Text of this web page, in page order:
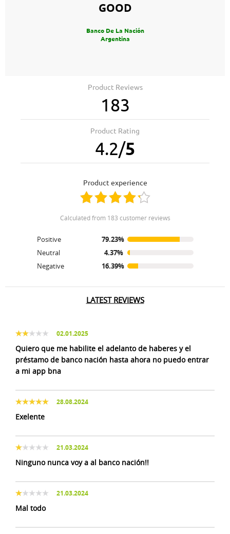
GOOD
Banco De La Nación
Argentina
Product Reviews
183
Product Rating
4.2/5
product experience
calculated from 183 customer reviews
Positive
79.23%
Neutral
4.37%
Negative
16.39%
LATEST REVIEWS
02.01.2025
Quiero que me habilite el adelanto de haberes y el
préstamo de banco nación hasta ahora no puedo entrar
a mi app bna
28.08.2024
Exelente
21.03.2024
Ninguno nunca voy a al banco nación!!
21.03.2024
Mal todo